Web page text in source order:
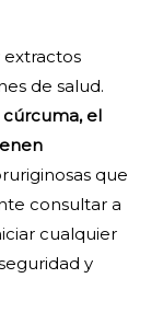
extractos
de salud.
el
que
consultar a
cualquier
y